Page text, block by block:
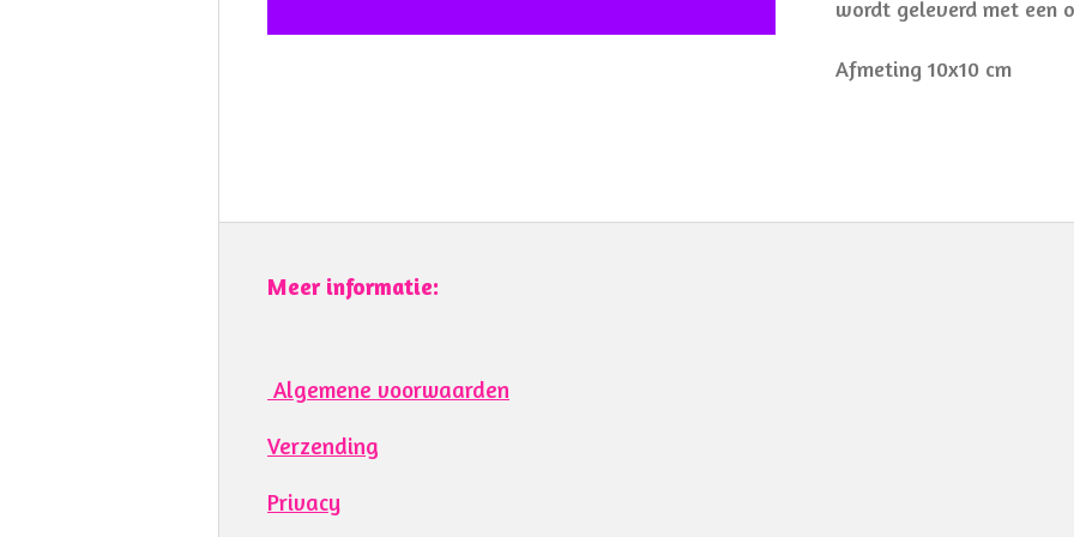
wordt geleverd met een
Afmeting 10x10 cm
Meer informatie:
Algemene voorwaarden
Verzending
Privacy